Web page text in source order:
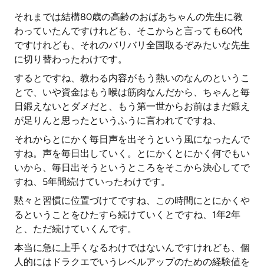
それまでは結構80歳の高齢のおばあちゃんの先生に教
わっていたんですけれども、そこからと言っても60代
ですけれども、それのバリバリ全国取るぞみたいな先生
に切り替わったわけです。
するとですね、教わる内容がもう熱いのなんのというこ
とで、いや資金はもう喉は筋肉なんだから、ちゃんと毎
日鍛えないとダメだと、もう第一世からお前はまだ鍛え
が足りんと思ったというふうに言われてですね、
それからとにかく毎日声を出そうという風になったんで
すね。声を毎日出していく。とにかくとにかく何でもい
いから、毎日出そうというところをそこから決心してで
すね、5年間続けていったわけです。
黙々と習慣に位置づけてですね、この時間にとにかくや
るということをひたすら続けていくとですね、1年2年
と、ただ続けていくんです。
本当に急に上手くなるわけではないんですけれども、個
人的にはドラクエでいうレベルアップのための経験値を